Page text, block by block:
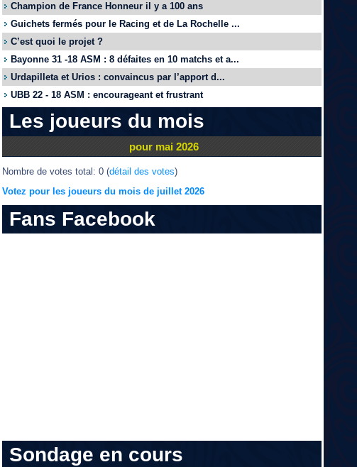
Champion de France Honneur il y a 100 ans
Guichets fermés pour le Racing et de La Rochelle ...
C’est quoi le projet ?
Bayonne 31 -18 ASM : 8 défaites en 10 matchs et a...
Urdapilleta et Urios : convaincus par l’apport d...
UBB 22 - 18 ASM : encourageant et frustrant
Les joueurs du mois
pour mai 2026
Nombre de votes total: 0 (détail des votes)
Votez pour les joueurs du mois de juillet 2026
Fans Facebook
Sondage en cours